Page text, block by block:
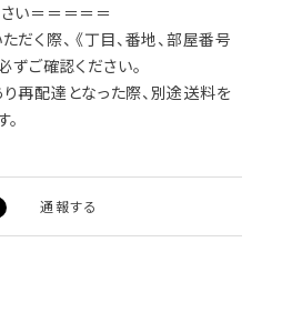
い＝＝＝＝＝
く際、 《丁目、番地、部屋番号
ずご確認ください。
再配達となった際、別途送料を
通報する